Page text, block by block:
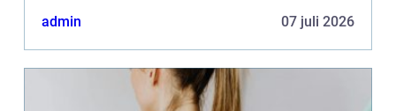
admin 07 juli 2026